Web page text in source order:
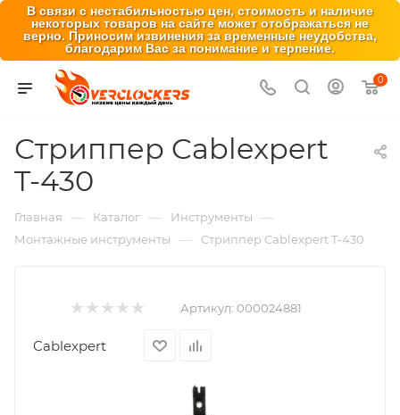
В связи с нестабильностью цен, стоимость и наличие
некоторых товаров на сайте может отображаться не
верно. Приносим извинения за временные неудобства,
благодарим Вас за понимание и терпение.
0
Стриппер Cablexpert
T-430
Главная — Каталог — Инструменты —
Монтажные инструменты — Стриппер Cablexpert T-430
Артикул: 000024881
Cablexpert